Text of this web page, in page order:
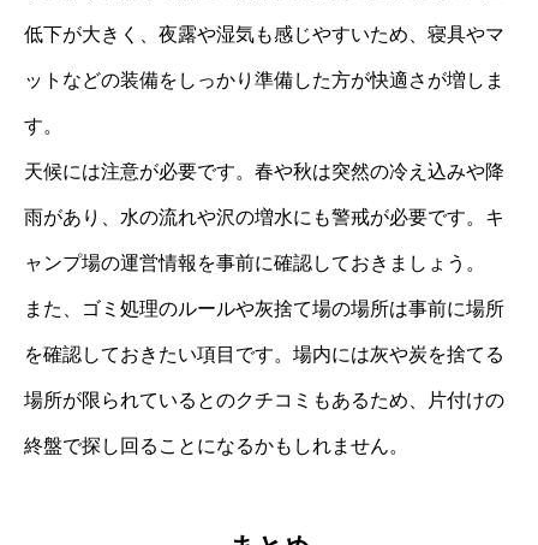
低下が大きく、夜露や湿気も感じやすいため、寝具やマ
ットなどの装備をしっかり準備した方が快適さが増しま
す。
天候には注意が必要です。春や秋は突然の冷え込みや降
雨があり、水の流れや沢の増水にも警戒が必要です。キ
ャンプ場の運営情報を事前に確認しておきましょう。
また、ゴミ処理のルールや灰捨て場の場所は事前に場所
を確認しておきたい項目です。場内には灰や炭を捨てる
場所が限られているとのクチコミもあるため、片付けの
終盤で探し回ることになるかもしれません。